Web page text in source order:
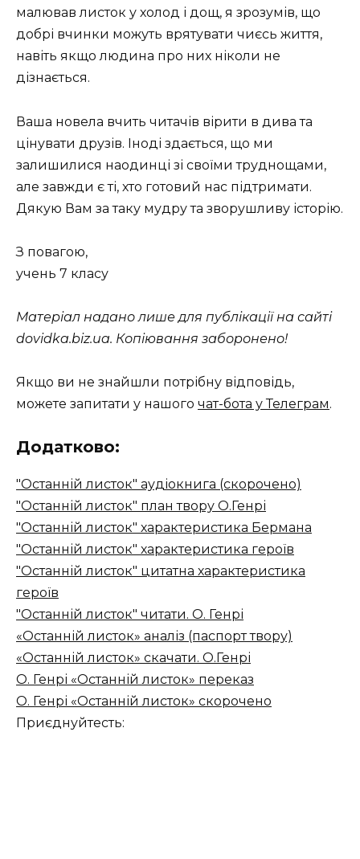
малював листок у холод і дощ, я зрозумів, що
добрі вчинки можуть врятувати чиєсь життя,
навіть якщо людина про них ніколи не
дізнається.
Ваша новела вчить читачів вірити в дива та
цінувати друзів. Іноді здається, що ми
залишилися наодинці зі своїми труднощами,
але завжди є ті, хто готовий нас підтримати.
Дякую Вам за таку мудру та зворушливу історію.
З повагою,
учень 7 класу
Матеріал надано лише для публікації на сайті
dovidka.biz.ua. Копіювання заборонено!
Якщо ви не знайшли потрібну відповідь,
можете запитати у нашого чат-бота у Телеграм.
Додатково:
"Останній листок" аудіокнига (скорочено)
"Останній листок" план твору О.Генрі
"Останній листок" характеристика Бермана
"Останній листок" характеристика героїв
"Останній листок" цитатна характеристика
героїв
"Останній листок" читати. О. Генрі
«Останній листок» аналіз (паспорт твору)
«Останній листок» скачати. О.Генрі
О. Генрі «Останній листок» переказ
О. Генрі «Останній листок» скорочено
Приєднуйтесть: